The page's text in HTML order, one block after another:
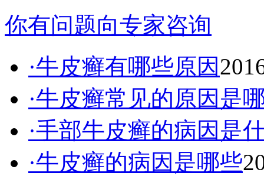
你有问题向专家咨询
·牛皮癣有哪些原因
·牛皮癣常见的原因是
·手部牛皮癣的病因是
·牛皮癣的病因是哪些